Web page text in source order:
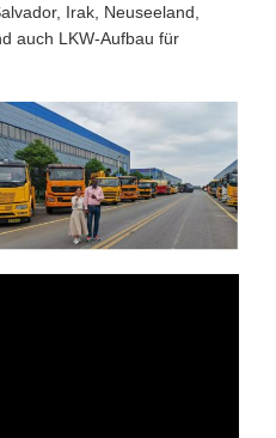
Irak, Neuseeland,
auch LKW-Aufbau für